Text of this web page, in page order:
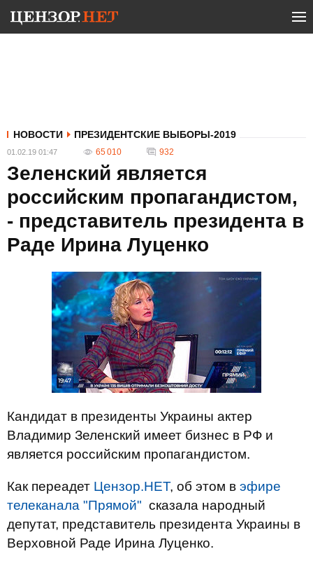
НОВОСТИ ПРЕЗИДЕНТСКИЕ ВЫБОРЫ-2019
01.02.19 01:47 65 010 932
Зеленский является
российским пропагандистом,
- представитель президента в
Раде Ирина Луценко
Кандидат в президенты Украины актер
Владимир Зеленский имеет бизнес в РФ и
является российским пропагандистом.
Как переадет Цензор.НЕТ, об этом в эфире
телеканала "Прямой" сказала народный
депутат, представитель президента Украины в
Верховной Раде Ирина Луценко.